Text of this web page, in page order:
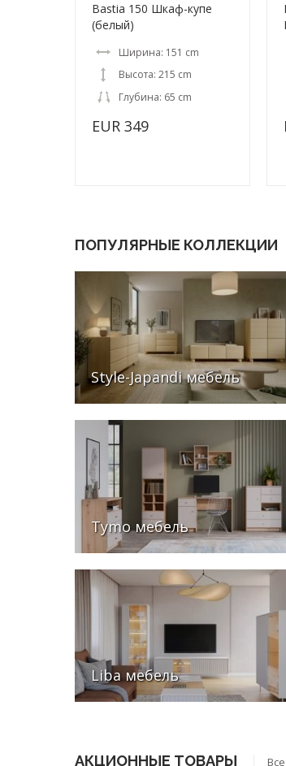
Bastia 150 Шкаф-купе
(белый)
Ширина: 151 cm
Высота: 215 cm
Глубина: 65 cm
EUR 349
ПОПУЛЯРНЫЕ КОЛЛЕКЦИИ
Style-Japandi мебель
Tymo мебель
Liba мебель
АКЦИОННЫЕ ТОВАРЫ